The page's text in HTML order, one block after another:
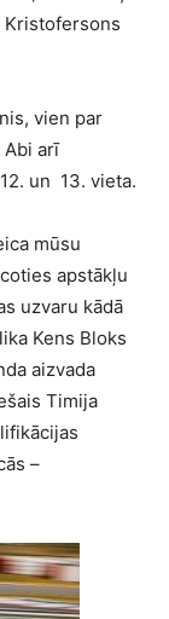
Kristofersons
vien par
arī
un 13. vieta.
mūsu
apstākļu
uzvaru kādā
Kens Bloks
aizvada
Timija
–